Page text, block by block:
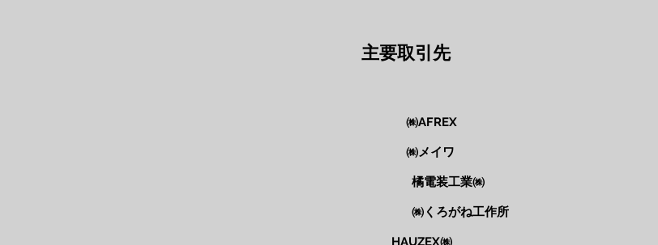
​主要取引先
㈱AFREX
㈱メイワ
橘電装工業㈱
㈱くろがね工作所
HAUZEX㈱